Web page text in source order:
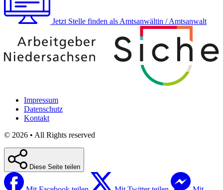
Jetzt Stelle finden als Amtsanwältin / Amtsanwalt
Impressum
Datenschutz
Kontakt
© 2026 • All Rights reserved
Diese Seite teilen